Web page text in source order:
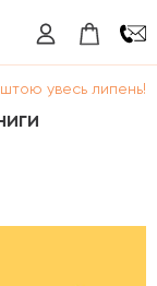
увесь липень!